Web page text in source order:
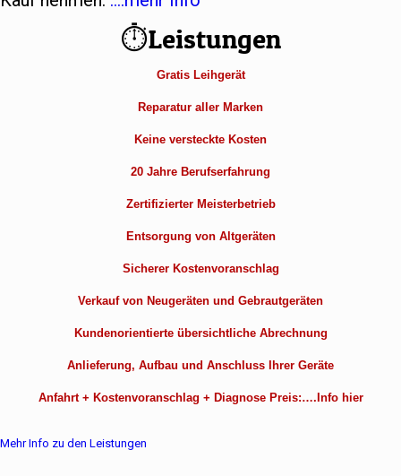
⏱Leistungen
Gratis Leihgerät
Reparatur aller Marken
Keine versteckte Kosten
20 Jahre Berufserfahrung
Zertifizierter Meisterbetrieb
Entsorgung von Altgeräten
Sicherer Kostenvoranschlag
Verkauf von Neugeräten und Gebrautgeräten
Kundenorientierte übersichtliche Abrechnung
Anlieferung, Aufbau und Anschluss Ihrer Geräte
Anfahrt + Kostenvoranschlag + Diagnose Preis:….Info hier
Mehr Info zu den Leistungen